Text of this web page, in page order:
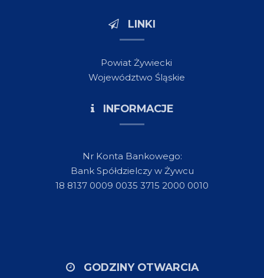
LINKI
Powiat Żywiecki
Województwo Śląskie
INFORMACJE
Nr Konta Bankowego:
Bank Spółdzielczy w Żywcu
18 8137 0009 0035 3715 2000 0010
GODZINY OTWARCIA